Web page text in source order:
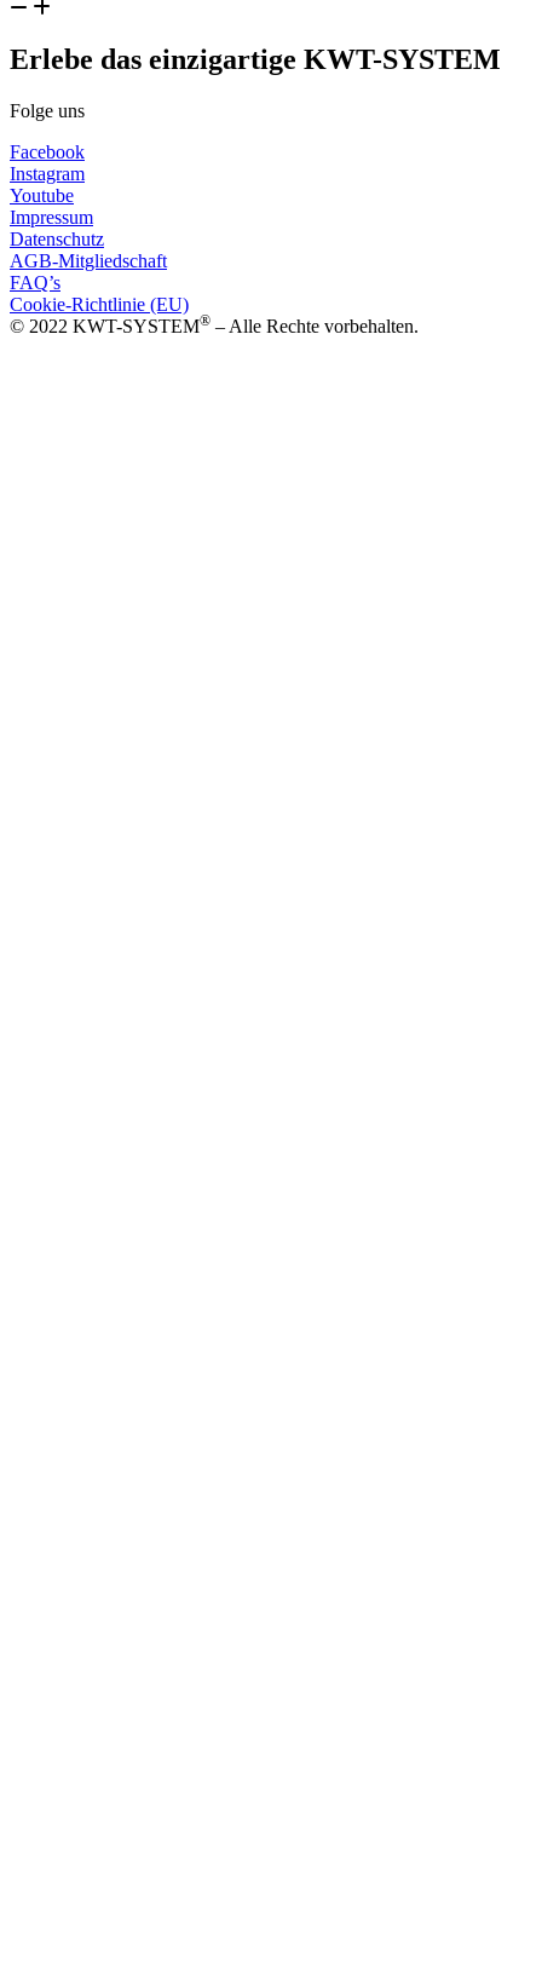
Erlebe das einzigartige KWT-SYSTEM
Folge uns
Facebook
Instagram
Youtube
Impressum
Datenschutz
AGB-Mitgliedschaft
FAQ’s
Cookie-Richtlinie (EU)
© 2022 KWT-SYSTEM® – Alle Rechte vorbehalten.